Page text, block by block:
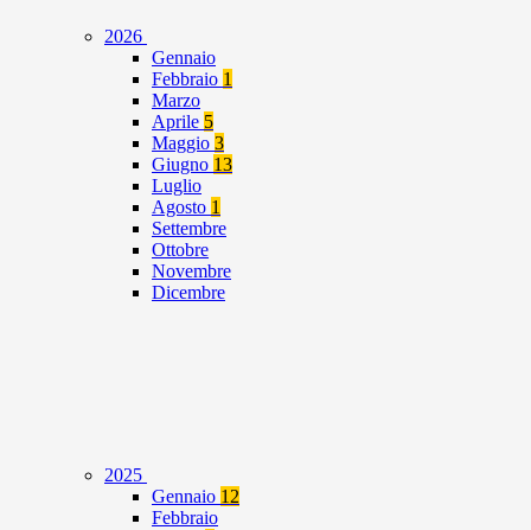
2026
Gennaio
Febbraio 1
Marzo
Aprile 5
Maggio 3
Giugno 13
Luglio
Agosto 1
Settembre
Ottobre
Novembre
Dicembre
2025
Gennaio 12
Febbraio